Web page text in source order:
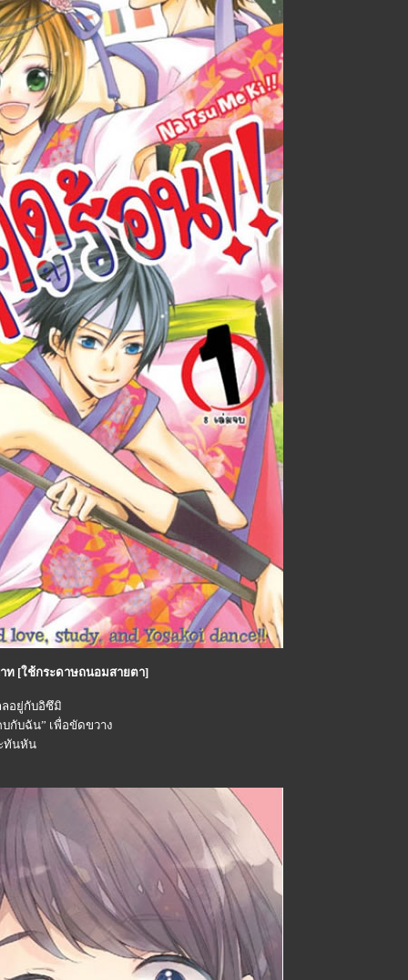
าท [ใช้กระดาษถนอมสายตา]
ลอยู่กับอิซึมิ
กับฉัน” เพื่อขัดขวาง
ทันหัน